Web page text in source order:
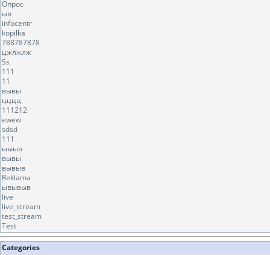
Опрос
ыв
infocentr
kopilka
788787878
цжлжлж
Ss
111
11
вывы
цццц
111212
ewew
sdsd
111
ыыыв
вывы
вывыв
Reklama
ывывыв
live
live_stream
test_stream
Test
Categories